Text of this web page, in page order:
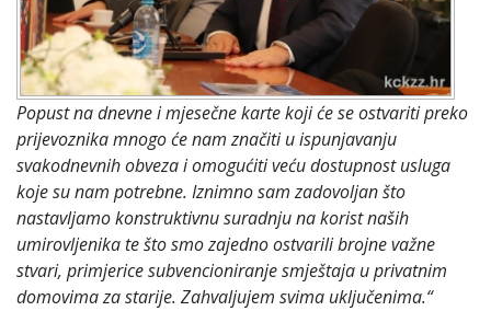
Popust na dnevne i mjesečne karte koji će se ostvariti preko
prijevoznika mnogo će nam značiti u ispunjavanju
svakodnevnih obveza i omogućiti veću dostupnost usluga
koje su nam potrebne. Iznimno sam zadovoljan što
nastavljamo konstruktivnu suradnju na korist naših
umirovljenika te što smo zajedno ostvarili brojne važne
stvari, primjerice subvencioniranje smještaja u privatnim
domovima za starije. Zahvaljujem svima uključenima.“